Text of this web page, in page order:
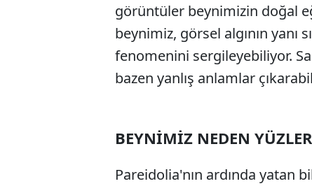
görüntüler beynimizin doğal
beynimiz, görsel algının yanı
fenomenini sergileyebiliyor.
bazen yanlış anlamlar
BEYNİMİZ NEDEN
Pareidolia'nın ardında yatan